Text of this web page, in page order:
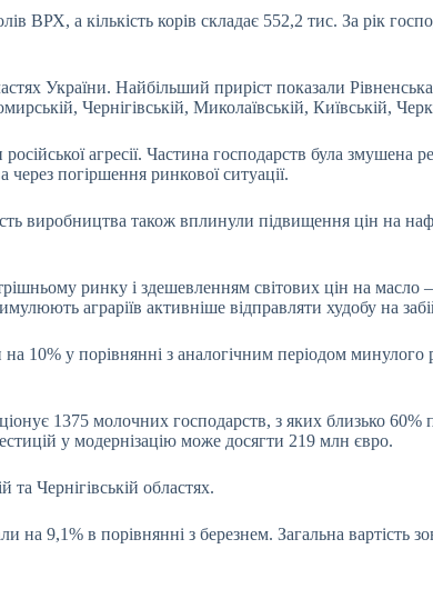
ВРХ, а кількість корів складає 552,2 тис. За рік
України. Найбільший приріст показали
Чернігівській, Миколаївській, Київській,
агресії. Частина господарств була
погіршення ринкової ситуації.
виробництва також вплинули підвищення цін на
ринку і здешевленням світових цін на масло
аграріїв активніше відправляти худобу на
10% у порівнянні з аналогічним періодом
1375 молочних господарств, з яких близько 60%
у модернізацію може досягти 219 млн євро.
Чернігівській областях.
9,1% в порівнянні з березнем. Загальна вартість